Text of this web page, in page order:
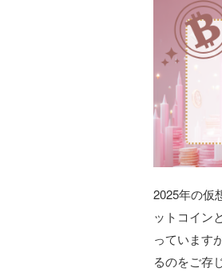
2025年の仮
ットコイン
っています
るのをご存